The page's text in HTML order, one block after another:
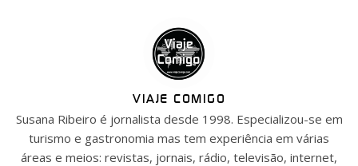
VIAJE COMIGO
Susana Ribeiro é jornalista desde 1998. Especializou-se em
turismo e gastronomia mas tem experiência em várias
áreas e meios: revistas, jornais, rádio, televisão, internet,